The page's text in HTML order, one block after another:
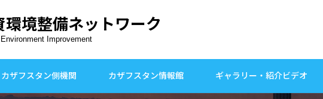
環境整備ネットワーク
Improvement
カザフスタン側機関 カザフスタン情報館 ギャラリー・紹介ビデオ